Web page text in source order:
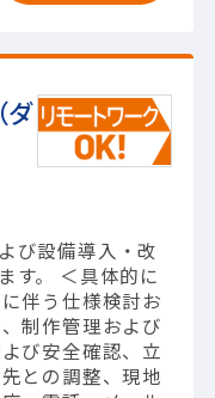
ダ
び設備導入・改
す。 ＜具体的に
伴う仕様検討お
制作管理および
び安全確認、立
との調整、現地